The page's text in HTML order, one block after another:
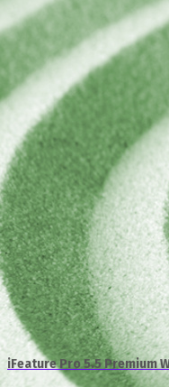
iFeature Pro 5.5 Premium